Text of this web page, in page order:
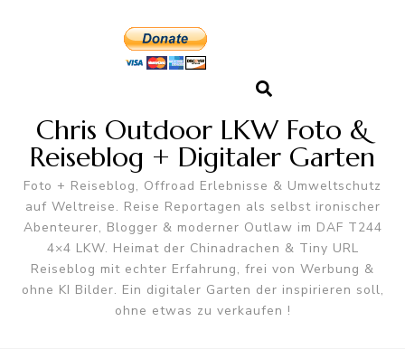
Chris Outdoor LKW Foto &
Reiseblog + Digitaler Garten
Foto + Reiseblog, Offroad Erlebnisse & Umweltschutz
auf Weltreise. Reise Reportagen als selbst ironischer
Abenteurer, Blogger & moderner Outlaw im DAF T244
4×4 LKW. Heimat der Chinadrachen & Tiny URL
Reiseblog mit echter Erfahrung, frei von Werbung &
ohne KI Bilder. Ein digitaler Garten der inspirieren soll,
ohne etwas zu verkaufen !